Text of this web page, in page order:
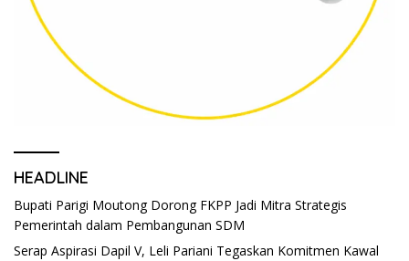
HEADLINE
Bupati Parigi Moutong Dorong FKPP Jadi Mitra Strategis
Pemerintah dalam Pembangunan SDM
Serap Aspirasi Dapil V, Leli Pariani Tegaskan Komitmen Kawal